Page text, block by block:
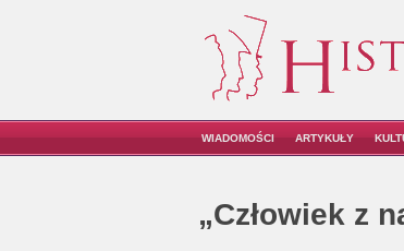
WIADOMOŚCI ARTYKUŁY
„Człowiek z